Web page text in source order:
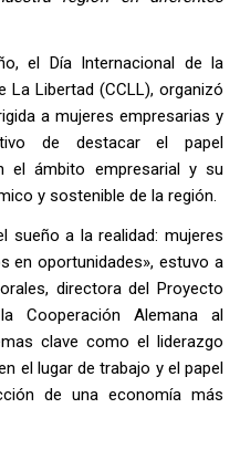
el Día Internacional de la
La Libertad (CCLL), organizó
a mujeres empresarias y
de destacar el papel
el ámbito empresarial y su
y sostenible de la región.
sueño a la realidad: mujeres
en oportunidades», estuvo a
directora del Proyecto
Cooperación Alemana al
clave como el liderazgo
el lugar de trabajo y el papel
de una economía más